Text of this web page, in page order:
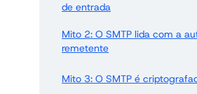
de entrada
Mito 2: O SMTP lida com a
remetente
Mito 3: O SMTP é